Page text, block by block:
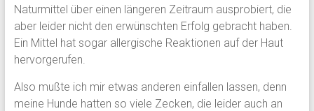
Naturmittel über einen längeren Zeitraum ausprobiert, die
aber leider nicht den erwünschten Erfolg gebracht haben.
Ein Mittel hat sogar allergische Reaktionen auf der Haut
hervorgerufen.
Also mußte ich mir etwas anderen einfallen lassen, denn
meine Hunde hatten so viele Zecken, die leider auch an